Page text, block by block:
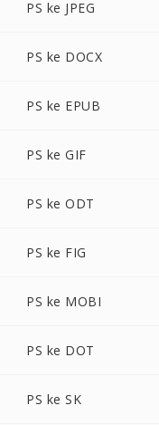
PS ke JPEG
PS ke DOCX
PS ke EPUB
PS ke GIF
PS ke ODT
PS ke FIG
PS ke MOBI
PS ke DOT
PS ke SK